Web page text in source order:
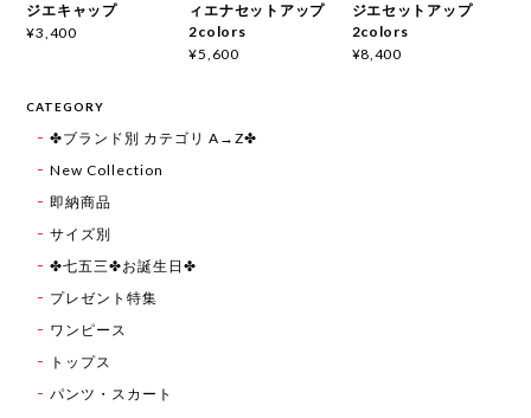
ジエキャップ
¥3,400
ィエナセットアップ
2colors
¥5,600
ジエセットアップ
2colors
¥8,400
CATEGORY
✤ブランド別 カテゴリ A→Z✤
New Collection
即納商品
サイズ別
✤七五三✤お誕生日✤
プレゼント特集
ワンピース
トップス
パンツ・スカート